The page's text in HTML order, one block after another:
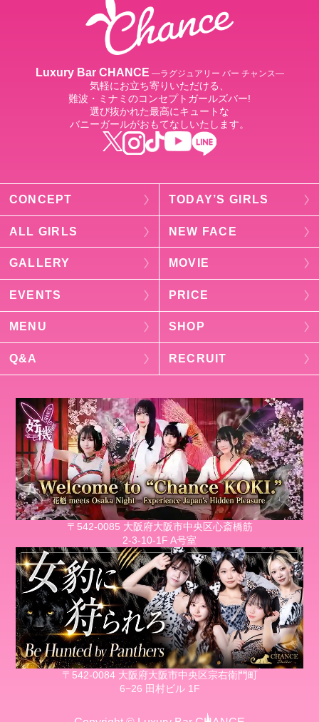
Luxury Bar CHANCE ―ラグジュアリー バー チャンス―
気軽にお立ち寄りいただける、
難波・ミナミのコンセプトガールズバー!
選び抜かれた最高にキュートな
バニーガールがおもてなしいたします。
CONCEPT TODAY’S GIRLS
ALL GIRLS NEW FACE
GALLERY MOVIE
EVENTS PRICE
MENU SHOP
Q&A RECRUIT
〒542-0085 大阪府大阪市中央区心斎橋筋
2-3-10-1F A号室
〒542-0084 大阪府大阪市中央区宗右衛門町
6−26 田村ビル 1F